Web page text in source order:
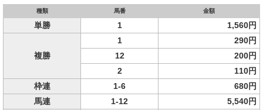
種類 馬番 金額
単勝 1 1,560円
複勝
1
290円
12
200円
2
110円
枠連
1-6
680円
馬連
1-12 5,540円